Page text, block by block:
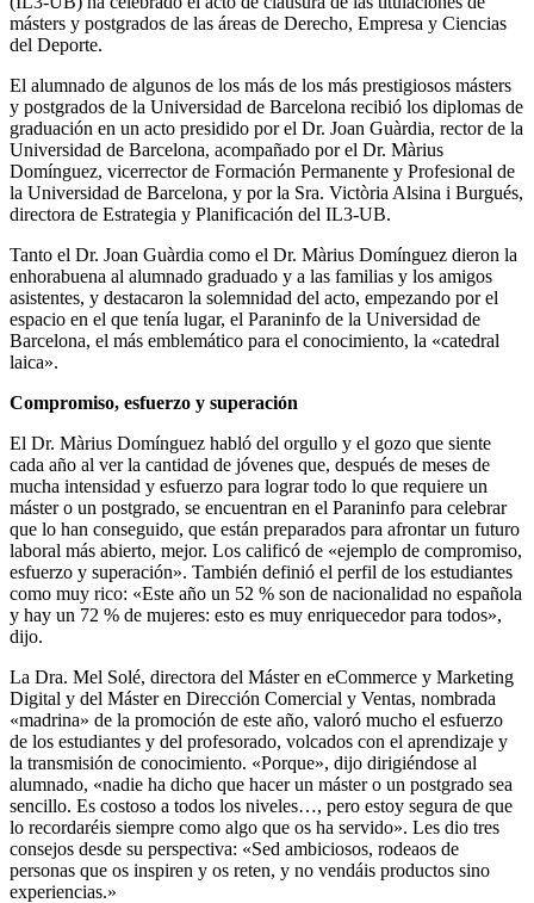
másters y postgrados de las áreas de Derecho, Empresa y Ciencias
del Deporte.
El alumnado de algunos de los más de los más prestigiosos másters
y postgrados de la Universidad de Barcelona recibió los diplomas de
graduación en un acto presidido por el Dr. Joan Guàrdia, rector de la
Universidad de Barcelona, acompañado por el Dr. Màrius
Domínguez, vicerrector de Formación Permanente y Profesional de
la Universidad de Barcelona, y por la Sra. Victòria Alsina i Burgués,
directora de Estrategia y Planificación del IL3-UB.
Tanto el Dr. Joan Guàrdia como el Dr. Màrius Domínguez dieron la
enhorabuena al alumnado graduado y a las familias y los amigos
asistentes, y destacaron la solemnidad del acto, empezando por el
espacio en el que tenía lugar, el Paraninfo de la Universidad de
Barcelona, el más emblemático para el conocimiento, la «catedral
laica».
Compromiso, esfuerzo y superación
El Dr. Màrius Domínguez habló del orgullo y el gozo que siente
cada año al ver la cantidad de jóvenes que, después de meses de
mucha intensidad y esfuerzo para lograr todo lo que requiere un
máster o un postgrado, se encuentran en el Paraninfo para celebrar
que lo han conseguido, que están preparados para afrontar un futuro
laboral más abierto, mejor. Los calificó de «ejemplo de compromiso,
esfuerzo y superación». También definió el perfil de los estudiantes
como muy rico: «Este año un 52 % son de nacionalidad no española
y hay un 72 % de mujeres: esto es muy enriquecedor para todos»,
dijo.
La Dra. Mel Solé, directora del Máster en eCommerce y Marketing
Digital y del Máster en Dirección Comercial y Ventas, nombrada
«madrina» de la promoción de este año, valoró mucho el esfuerzo
de los estudiantes y del profesorado, volcados con el aprendizaje y
la transmisión de conocimiento. «Porque», dijo dirigiéndose al
alumnado, «nadie ha dicho que hacer un máster o un postgrado sea
sencillo. Es costoso a todos los niveles…, pero estoy segura de que
lo recordaréis siempre como algo que os ha servido». Les dio tres
consejos desde su perspectiva: «Sed ambiciosos, rodeaos de
personas que os inspiren y os reten, y no vendáis productos sino
experiencias.»